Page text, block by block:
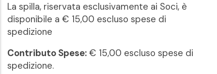
La spilla, riservata esclusivamente ai Soci, è
disponibile a € 15,00 escluso spese di
spedizione
Contributo Spese: € 15,00 escluso spese di
spedizione.